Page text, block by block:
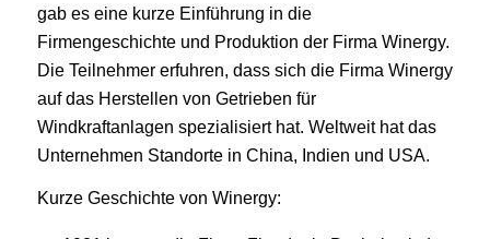
gab es eine kurze Einführung in die
Firmengeschichte und Produktion der Firma Winergy.
Die Teilnehmer erfuhren, dass sich die Firma Winergy
auf das Herstellen von Getrieben für
Windkraftanlagen spezialisiert hat. Weltweit hat das
Unternehmen Standorte in China, Indien und USA.
Kurze Geschichte von Winergy: